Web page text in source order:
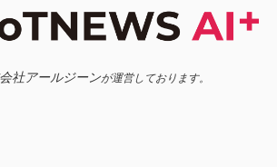
社アールジーンが運営しております。